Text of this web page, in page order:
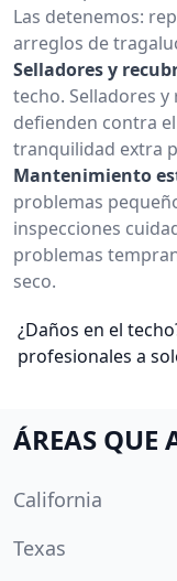
Las detenemos:
arreglos de
Selladores y
techo. Selladores
defienden contra
tranquilidad extra
Mantenimiento
problemas
inspecciones
problemas
seco.
¿Daños en el
profesionales a
ÁREAS QUE
California
Texas